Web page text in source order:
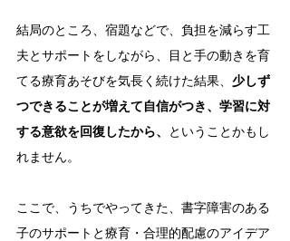
結局のところ、宿題などで、負担を減らす工
夫とサポートをしながら、目と手の動きを育
てる療育あそびを気長く続けた結果、 少しず
つできることが増えて自信がつき、学習に対
する意欲を回復したから、
ということかもし
れません。
ここで、うちでやってきた、書字障害のある
子のサポートと療育・合理的配慮のアイデア